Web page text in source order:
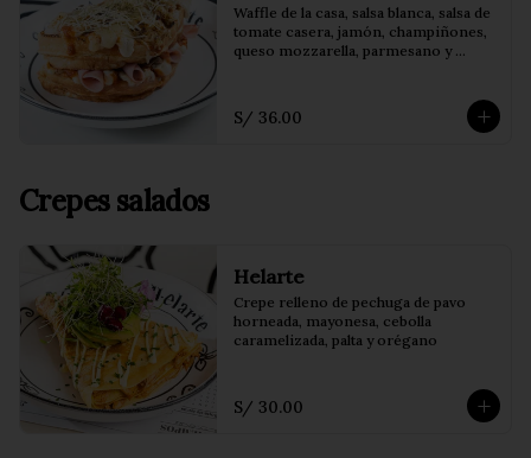
Waffle de la casa, salsa blanca, salsa de
tomate casera, jamón, champiñones,
queso mozzarella, parmesano y
S/ 36.00
Crepes salados
Helarte
Crepe relleno de pechuga de pavo
horneada, mayonesa, cebolla
caramelizada, palta y orégano
S/ 30.00